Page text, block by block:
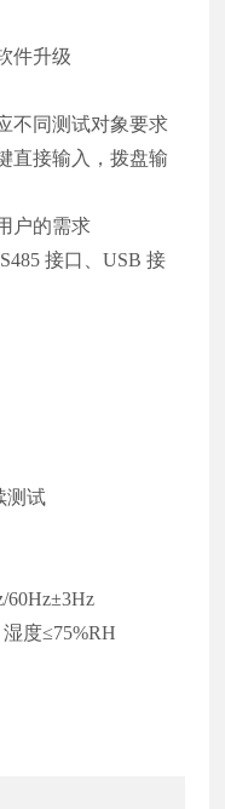
件升级
不同测试对象要求
直接输入，拨盘输
户的需求
接口、USB 接
测试
60Hz±3Hz
度≤75%RH